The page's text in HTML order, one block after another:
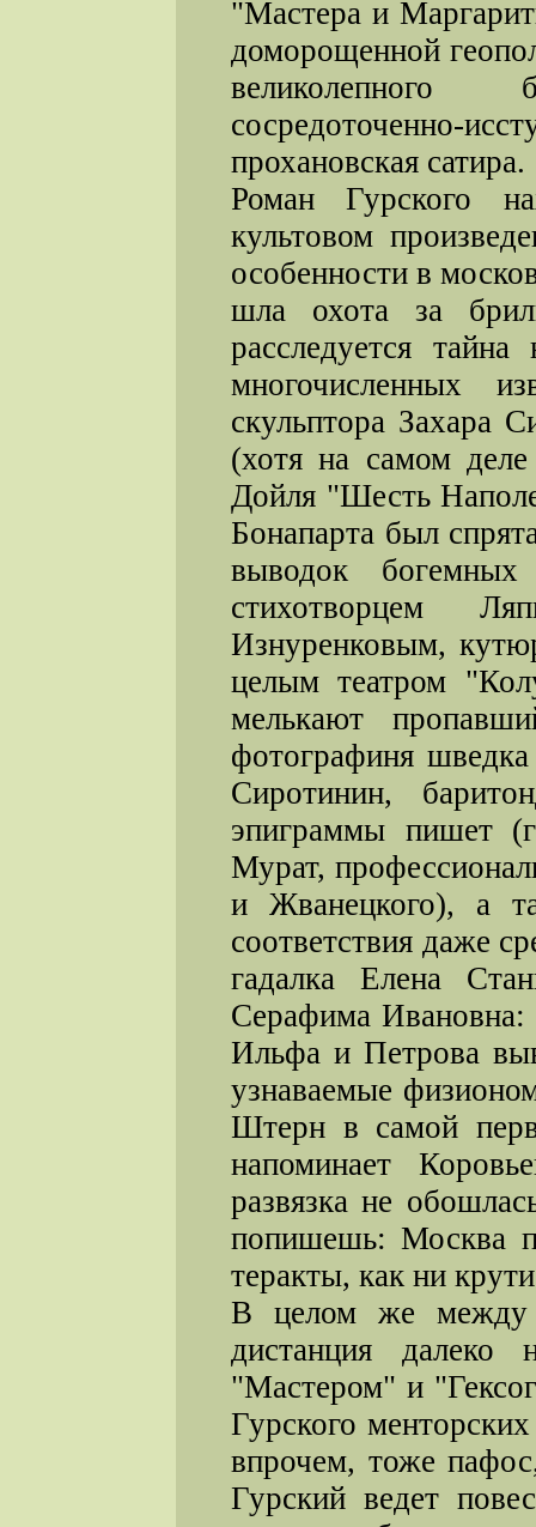
"Мастера и
доморощенной
великолепного
сосредоточенно-
прохановская сатира.
Роман Гурского
культовом
особенности в
шла охота за
расследуется
многочисленных
скульптора Захара
(хотя на самом
Дойля "Шесть
Бонапарта был
выводок
стихотворцем
Изнуренковым,
целым театром
мелькают
фотографиня
Сиротинин,
эпиграммы пишет
Мурат,
и Жванецкого), а
соответствия даже
гадалка Елена
Серафима Ивановна:
Ильфа и Петрова
узнаваемые
Штерн в самой
напоминает
развязка не
попишешь: Москва
теракты, как ни
В целом же между
дистанция далеко
"Мастером" и
Гурского
впрочем, тоже
Гурский ведет